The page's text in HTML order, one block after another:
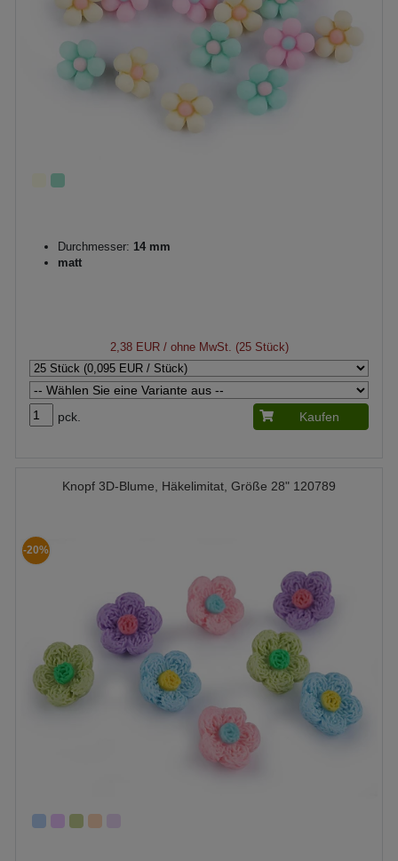
Durchmesser: 14 mm
matt
2,38 EUR/ ohne MwSt. (25 Stück)
pck. Kaufen
Knopf 3D-Blume, Häkelimitat, Größe 28" 120789
-20%